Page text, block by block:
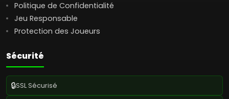
Politique de Confidentialité
Jeu Responsable
Protection des Joueurs
Sécurité
🔒SSL Sécurisé